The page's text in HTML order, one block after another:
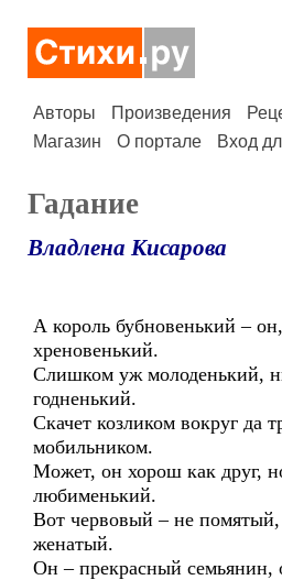
Авторы Произведения
Магазин
О портале Вход
Гадание
Владлена Кисарова
А король бубновенький –
хреновенький.
Слишком уж молоденький,
годненький.
Скачет козликом вокруг да
мобильником.
Может, он хорош как друг,
любименький.
Вот червовый – не помятый,
женатый.
Он – прекрасный семьянин,